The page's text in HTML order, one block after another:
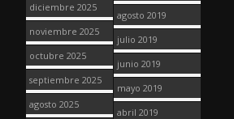
diciembre 2025
noviembre 2025
octubre 2025
septiembre 2025
agosto 2025
agosto 2019
julio 2019
junio 2019
mayo 2019
abril 2019